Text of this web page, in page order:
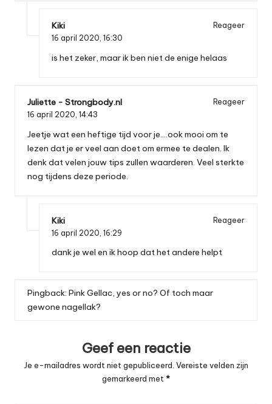
Kiki
Reageer
16 april 2020, 16:30
is het zeker, maar ik ben niet de enige helaas
Juliette - Strongbody.nl
Reageer
16 april 2020, 14:43
Jeetje wat een heftige tijd voor je….ook mooi om te
lezen dat je er veel aan doet om ermee te dealen. Ik
denk dat velen jouw tips zullen waarderen. Veel sterkte
nog tijdens deze periode.
Kiki
Reageer
16 april 2020, 16:29
dank je wel en ik hoop dat het andere helpt
Pingback: Pink Gellac, yes or no? Of toch maar
gewone nagellak?
Geef een reactie
Je e-mailadres wordt niet gepubliceerd. Vereiste velden zijn
gemarkeerd met*